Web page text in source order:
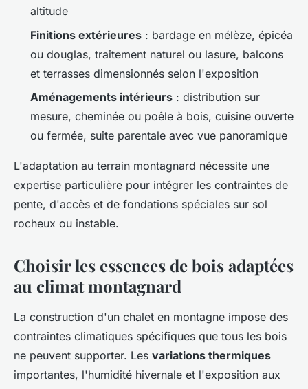
altitude
Finitions extérieures : bardage en mélèze, épicéa
ou douglas, traitement naturel ou lasure, balcons
et terrasses dimensionnés selon l'exposition
Aménagements intérieurs : distribution sur
mesure, cheminée ou poêle à bois, cuisine ouverte
ou fermée, suite parentale avec vue panoramique
L'adaptation au terrain montagnard nécessite une
expertise particulière pour intégrer les contraintes de
pente, d'accès et de fondations spéciales sur sol
rocheux ou instable.
Choisir les essences de bois adaptées
au climat montagnard
La construction d'un chalet en montagne impose des
contraintes climatiques spécifiques que tous les bois
ne peuvent supporter. Les variations thermiques
importantes, l'humidité hivernale et l'exposition aux